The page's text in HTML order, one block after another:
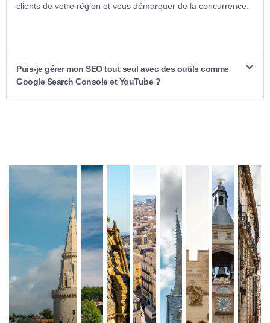
clients de votre région et vous démarquer de la concurrence.
Puis-je gérer mon SEO tout seul avec des outils comme
Google Search Console et YouTube ?